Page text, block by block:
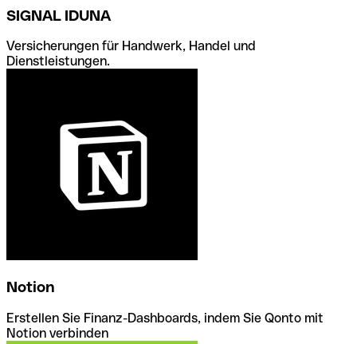
SIGNAL IDUNA
Versicherungen für Handwerk, Handel und
Dienstleistungen.
Notion
Erstellen Sie Finanz-Dashboards, indem Sie Qonto mit
Notion verbinden